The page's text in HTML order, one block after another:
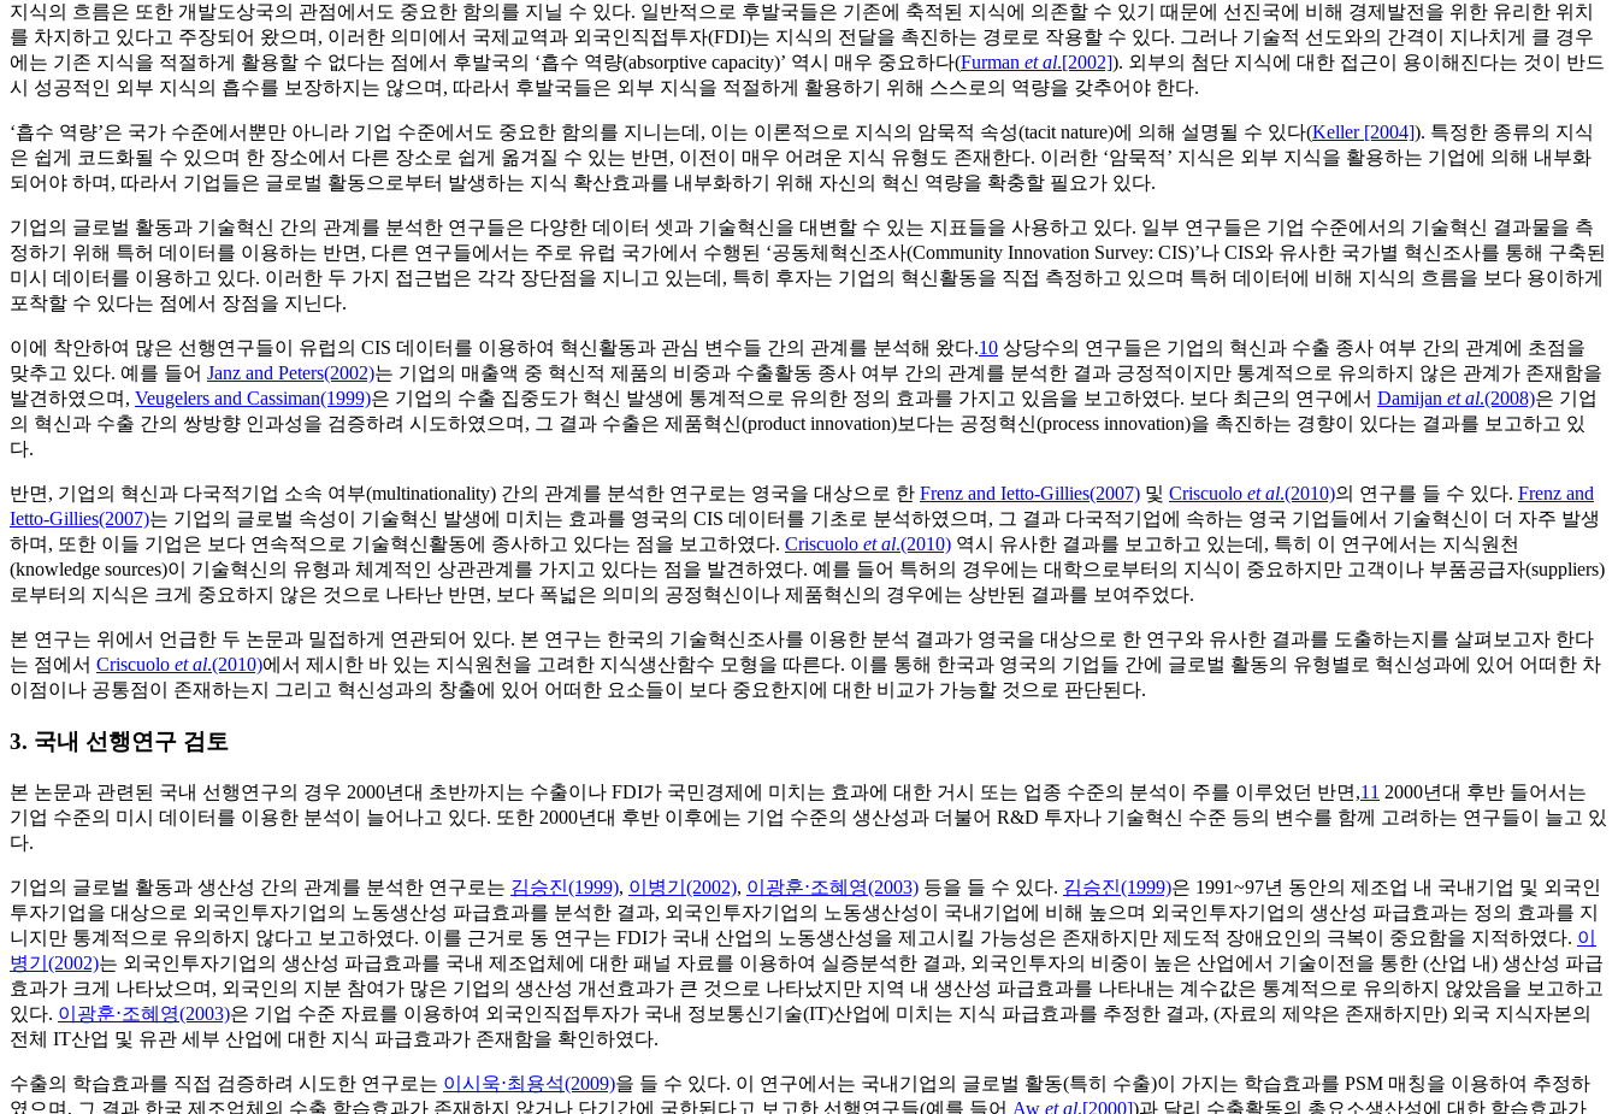
지식의 흐름은 또한 개발도상국의 관점에서도 중요한 함의를 지닐 수 있다. 일반적으로 후발국들은 기존에 축적된 지식에 의존할 수 있기 때문에 선진국에 비해 경제발전을 위한 유리한 위치
를 차지하고 있다고 주장되어 왔으며, 이러한 의미에서 국제교역과 외국인직접투자(FDI)는 지식의 전달을 촉진하는 경로로 작용할 수 있다. 그러나 기술적 선도와의 간격이 지나치게 클 경우
에는 기존 지식을 적절하게 활용할 수 없다는 점에서 후발국의 ‘흡수 역량(absorptive capacity)’ 역시 매우 중요하다(Furman et al.[2002]). 외부의 첨단 지식에 대한 접근이 용이해진다는 것이 반드
시 성공적인 외부 지식의 흡수를 보장하지는 않으며, 따라서 후발국들은 외부 지식을 적절하게 활용하기 위해 스스로의 역량을 갖추어야 한다.
‘흡수 역량’은 국가 수준에서뿐만 아니라 기업 수준에서도 중요한 함의를 지니는데, 이는 이론적으로 지식의 암묵적 속성(tacit nature)에 의해 설명될 수 있다(Keller [2004]). 특정한 종류의 지식
은 쉽게 코드화될 수 있으며 한 장소에서 다른 장소로 쉽게 옮겨질 수 있는 반면, 이전이 매우 어려운 지식 유형도 존재한다. 이러한 ‘암묵적’ 지식은 외부 지식을 활용하는 기업에 의해 내부화
되어야 하며, 따라서 기업들은 글로벌 활동으로부터 발생하는 지식 확산효과를 내부화하기 위해 자신의 혁신 역량을 확충할 필요가 있다.
기업의 글로벌 활동과 기술혁신 간의 관계를 분석한 연구들은 다양한 데이터 셋과 기술혁신을 대변할 수 있는 지표들을 사용하고 있다. 일부 연구들은 기업 수준에서의 기술혁신 결과물을 측
정하기 위해 특허 데이터를 이용하는 반면, 다른 연구들에서는 주로 유럽 국가에서 수행된 ‘공동체혁신조사(Community Innovation Survey: CIS)’나 CIS와 유사한 국가별 혁신조사를 통해 구축된
미시 데이터를 이용하고 있다. 이러한 두 가지 접근법은 각각 장단점을 지니고 있는데, 특히 후자는 기업의 혁신활동을 직접 측정하고 있으며 특허 데이터에 비해 지식의 흐름을 보다 용이하게
포착할 수 있다는 점에서 장점을 지닌다.
이에 착안하여 많은 선행연구들이 유럽의 CIS 데이터를 이용하여 혁신활동과 관심 변수들 간의 관계를 분석해 왔다.10 상당수의 연구들은 기업의 혁신과 수출 종사 여부 간의 관계에 초점을
맞추고 있다. 예를 들어 Janz and Peters(2002)는 기업의 매출액 중 혁신적 제품의 비중과 수출활동 종사 여부 간의 관계를 분석한 결과 긍정적이지만 통계적으로 유의하지 않은 관계가 존재함을
발견하였으며, Veugelers and Cassiman(1999)은 기업의 수출 집중도가 혁신 발생에 통계적으로 유의한 정의 효과를 가지고 있음을 보고하였다. 보다 최근의 연구에서 Damijan et al.(2008)은 기업
의 혁신과 수출 간의 쌍방향 인과성을 검증하려 시도하였으며, 그 결과 수출은 제품혁신(product innovation)보다는 공정혁신(process innovation)을 촉진하는 경향이 있다는 결과를 보고하고 있
다.
반면, 기업의 혁신과 다국적기업 소속 여부(multinationality) 간의 관계를 분석한 연구로는 영국을 대상으로 한 Frenz and Ietto-Gillies(2007) 및 Criscuolo et al.(2010)의 연구를 들 수 있다. Frenz and
Ietto-Gillies(2007)는 기업의 글로벌 속성이 기술혁신 발생에 미치는 효과를 영국의 CIS 데이터를 기초로 분석하였으며, 그 결과 다국적기업에 속하는 영국 기업들에서 기술혁신이 더 자주 발생
하며, 또한 이들 기업은 보다 연속적으로 기술혁신활동에 종사하고 있다는 점을 보고하였다. Criscuolo et al.(2010) 역시 유사한 결과를 보고하고 있는데, 특히 이 연구에서는 지식원천
(knowledge sources)이 기술혁신의 유형과 체계적인 상관관계를 가지고 있다는 점을 발견하였다. 예를 들어 특허의 경우에는 대학으로부터의 지식이 중요하지만 고객이나 부품공급자(suppliers)
로부터의 지식은 크게 중요하지 않은 것으로 나타난 반면, 보다 폭넓은 의미의 공정혁신이나 제품혁신의 경우에는 상반된 결과를 보여주었다.
본 연구는 위에서 언급한 두 논문과 밀접하게 연관되어 있다. 본 연구는 한국의 기술혁신조사를 이용한 분석 결과가 영국을 대상으로 한 연구와 유사한 결과를 도출하는지를 살펴보고자 한다
는 점에서 Criscuolo et al.(2010)에서 제시한 바 있는 지식원천을 고려한 지식생산함수 모형을 따른다. 이를 통해 한국과 영국의 기업들 간에 글로벌 활동의 유형별로 혁신성과에 있어 어떠한 차
이점이나 공통점이 존재하는지 그리고 혁신성과의 창출에 있어 어떠한 요소들이 보다 중요한지에 대한 비교가 가능할 것으로 판단된다.
3. 국내 선행연구 검토
본 논문과 관련된 국내 선행연구의 경우 2000년대 초반까지는 수출이나 FDI가 국민경제에 미치는 효과에 대한 거시 또는 업종 수준의 분석이 주를 이루었던 반면,11 2000년대 후반 들어서는
기업 수준의 미시 데이터를 이용한 분석이 늘어나고 있다. 또한 2000년대 후반 이후에는 기업 수준의 생산성과 더불어 R&D 투자나 기술혁신 수준 등의 변수를 함께 고려하는 연구들이 늘고 있
다.
기업의 글로벌 활동과 생산성 간의 관계를 분석한 연구로는 김승진(1999), 이병기(2002), 이광훈⋅조혜영(2003) 등을 들 수 있다. 김승진(1999)은 1991~97년 동안의 제조업 내 국내기업 및 외국인
투자기업을 대상으로 외국인투자기업의 노동생산성 파급효과를 분석한 결과, 외국인투자기업의 노동생산성이 국내기업에 비해 높으며 외국인투자기업의 생산성 파급효과는 정의 효과를 지
니지만 통계적으로 유의하지 않다고 보고하였다. 이를 근거로 동 연구는 FDI가 국내 산업의 노동생산성을 제고시킬 가능성은 존재하지만 제도적 장애요인의 극복이 중요함을 지적하였다. 이
병기(2002)는 외국인투자기업의 생산성 파급효과를 국내 제조업체에 대한 패널 자료를 이용하여 실증분석한 결과, 외국인투자의 비중이 높은 산업에서 기술이전을 통한 (산업 내) 생산성 파급
효과가 크게 나타났으며, 외국인의 지분 참여가 많은 기업의 생산성 개선효과가 큰 것으로 나타났지만 지역 내 생산성 파급효과를 나타내는 계수값은 통계적으로 유의하지 않았음을 보고하고
있다. 이광훈⋅조혜영(2003)은 기업 수준 자료를 이용하여 외국인직접투자가 국내 정보통신기술(IT)산업에 미치는 지식 파급효과를 추정한 결과, (자료의 제약은 존재하지만) 외국 지식자본의
전체 IT산업 및 유관 세부 산업에 대한 지식 파급효과가 존재함을 확인하였다.
수출의 학습효과를 직접 검증하려 시도한 연구로는 이시욱⋅최용석(2009)을 들 수 있다. 이 연구에서는 국내기업의 글로벌 활동(특히 수출)이 가지는 학습효과를 PSM 매칭을 이용하여 추정하
였으며, 그 결과 한국 제조업체의 수출 학습효과가 존재하지 않거나 단기간에 국한된다고 보고한 선행연구들(예를 들어 Aw et al.[2000])과 달리 수출활동의 총요소생산성에 대한 학습효과가